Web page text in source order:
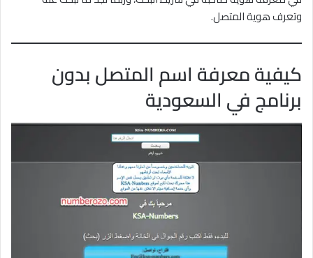
وتعرف هوية المتصل.
كيفية معرفة اسم المتصل بدون
برنامج في السعودية